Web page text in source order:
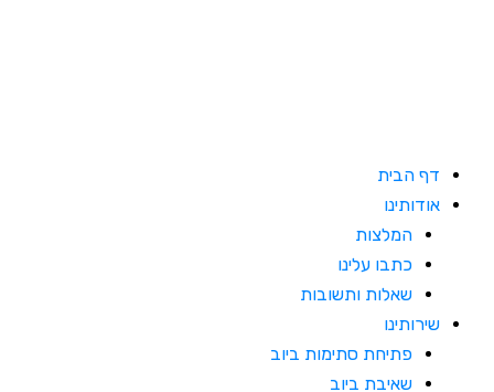
דף הבית
אודותינו
המלצות
כתבו עלינו
שאלות ותשובות
שירותינו
פתיחת סתימות ביוב
שאיבת ביוב